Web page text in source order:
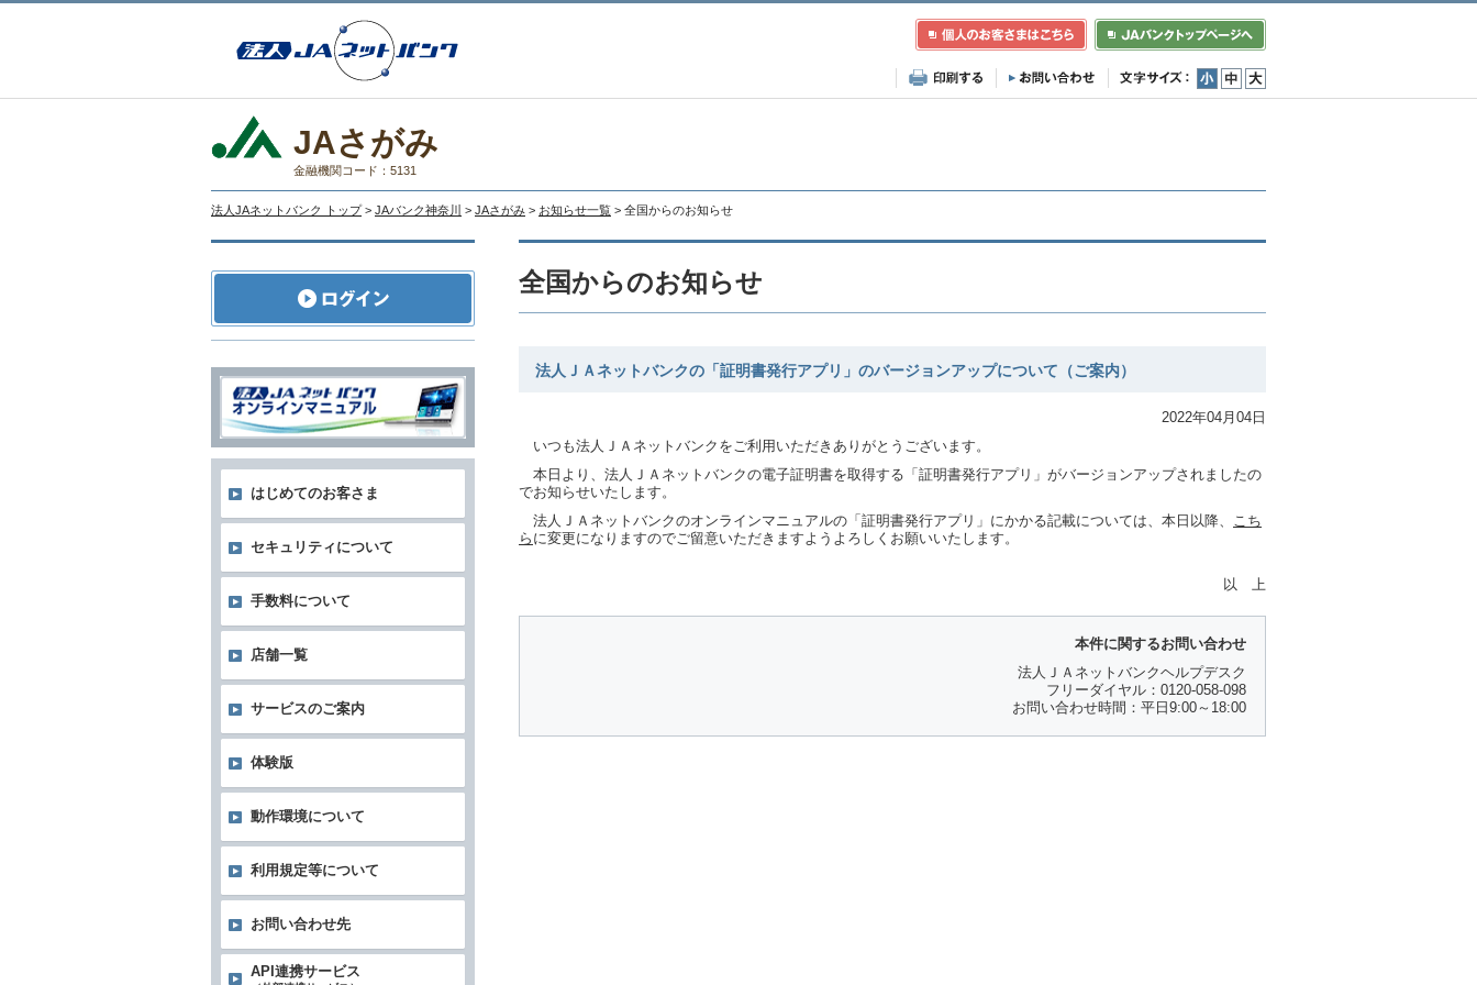
小 中 大
JAさがみ
金融機関コード：5131
法人JAネットバンク トップ > JAバンク神奈川 > JAさがみ > お知らせ一覧 > 全国からのお知らせ
全国からのお知らせ
法人ＪＡネットバンクの「証明書発行アプリ」のバージョンアップについて（ご案内）
2022年04月04日
いつも法人ＪＡネットバンクをご利用いただきありがとうございます。
本日より、法人ＪＡネットバンクの電子証明書を取得する「証明書発行アプリ」がバージョンアップされましたの
でお知らせいたします。
法人ＪＡネットバンクのオンラインマニュアルの「証明書発行アプリ」にかかる記載については、本日以降、 こち
ら に変更になりますのでご留意いただきますようよろしくお願いいたします。
以 上
本件に関するお問い合わせ
法人ＪＡネットバンクヘルプデスク
フリーダイヤル：0120-058-098
お問い合わせ時間：平日9:00～18:00
はじめてのお客さま
セキュリティについて
手数料について
店舗一覧
サービスのご案内
体験版
動作環境について
利用規定等について
お問い合わせ先
API連携サービス